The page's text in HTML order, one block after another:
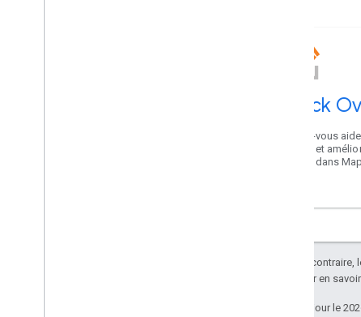
Stack
Faites-vous
autres et
karma dans
Sauf indication
. Pour en
Dernière mise à jour le